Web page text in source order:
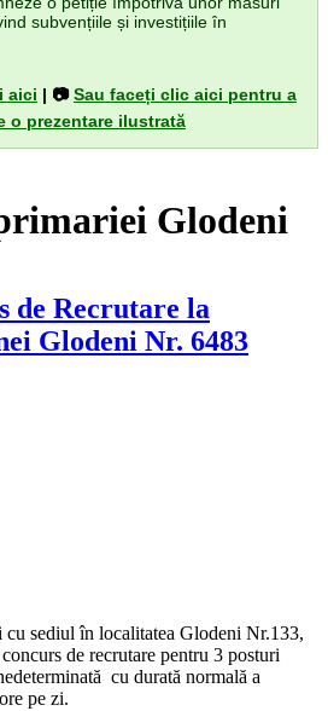
subvențiile și investițiile în
aici | 📷Sau faceți clic aici pentru a
o prezentare ilustrată
Glodeni
de Recrutare la
Glodeni Nr. 6483
cu sediul în localitatea Glodeni Nr.133,
de recrutare pentru 3 posturi
cu durată normală a
pe zi.